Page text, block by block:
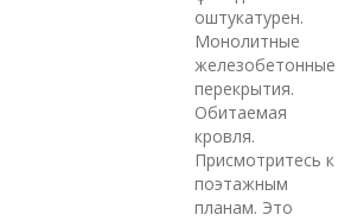
оштукатурен.
Монолитные
железобетонные
перекрытия.
Обитаемая
кровля.
Присмотритесь к
поэтажным
планам. Это